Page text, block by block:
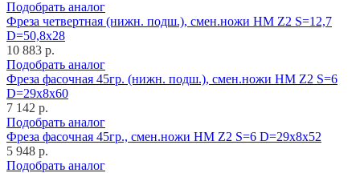
Подобрать аналог
Фреза четвертная (нижн. подш.), смен.ножи HM Z2 S=12,7
D=50,8x28
10 883 р.
Подобрать аналог
Фреза фасочная 45гр. (нижн. подш.), смен.ножи HM Z2 S=6
D=29x8x60
7 142 р.
Подобрать аналог
Фреза фасочная 45гр., смен.ножи HM Z2 S=6 D=29x8x52
5 948 р.
Подобрать аналог